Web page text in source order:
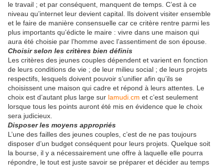
le travail ; et par conséquent, manquent de temps. C’est à ce
niveau qu’internet leur devient capital. Ils doivent visiter ensemble
et le faire de manière consensuelle car ce critère rentre parmi les
plus importants qu’édicte le maire : vivre dans une maison qui
aura été choisie par l’homme avec l’assentiment de son épouse.
Choisir selon les critères bien définis
Les critères des jeunes couples dépendent et varient en fonction
de leurs conditions de vie ; de leur milieu social ; de leurs projets
respectifs, lesquels doivent pouvoir s’unifier afin qu’ils se
choisissent une maison qui cadre et répond à leurs attentes. Le
choix est d’autant plus large sur lamudi.cm et c’est seulement
lorsque tous les points auront été mis en évidence que le choix
sera judicieux.
Disposer les moyens appropriés
L’une des failles des jeunes couples, c’est de ne pas toujours
disposer d’un budget conséquent pour leurs projets. Quelque soit
la bourse, il y a nécessairement une offre à laquelle elle pourra
répondre, le tout est juste savoir se préparer et décider au temps